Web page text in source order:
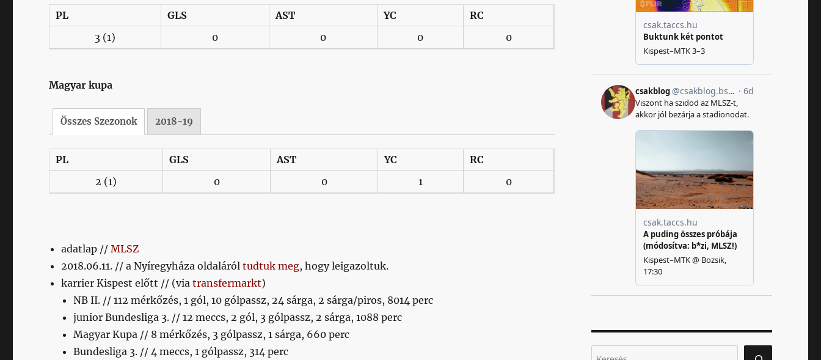
PL GLS AST YC
RC
3 (1) 0 0 0 0
Magyar kupa
Összes Szezonok 2018-19
PL GLS AST YC
RC
2 (1) 0 0 1 0
adatlap //MLSZ
2018.06.11. // a Nyíregyháza oldaláróltudtuk meg, hogy leigazoltuk.
karrier Kispest előtt // (viatransfermarkt)
NB II. // 112 mérkőzés, 1 gól, 10 gólpassz, 24 sárga, 2 sárga/piros, 8014 perc
junior Bundesliga 3. // 12 meccs, 2 gól, 3 gólpassz, 2 sárga, 1088 perc
Magyar Kupa // 8 mérkőzés, 3 gólpassz, 1 sárga, 660 perc
Bundesliga 3. // 4 meccs, 1 gólpassz, 314 perc